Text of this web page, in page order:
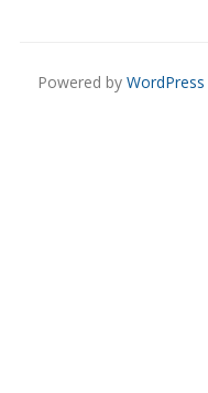
Powered by WordPress